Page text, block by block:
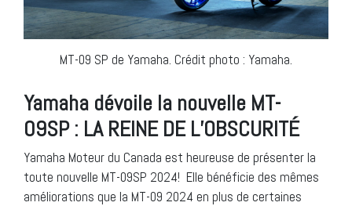
MT-09 SP de Yamaha. Crédit photo : Yamaha.
Yamaha dévoile la nouvelle MT-
09SP : LA REINE DE L’OBSCURITÉ
Yamaha Moteur du Canada est heureuse de présenter la
toute nouvelle MT-09SP 2024! Elle bénéficie des mêmes
améliorations que la MT-09 2024 en plus de certaines